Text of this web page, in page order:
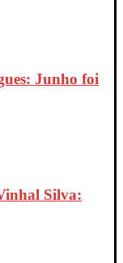
Junho foi
Silva: